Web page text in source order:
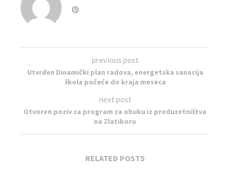
previous post
Utvrđen Dinamički plan radova, energetska sanacija
škola počeće do kraja meseca
next post
Otvoren poziv za program za obuku iz preduzetništva
na Zlatiboru
RELATED POSTS